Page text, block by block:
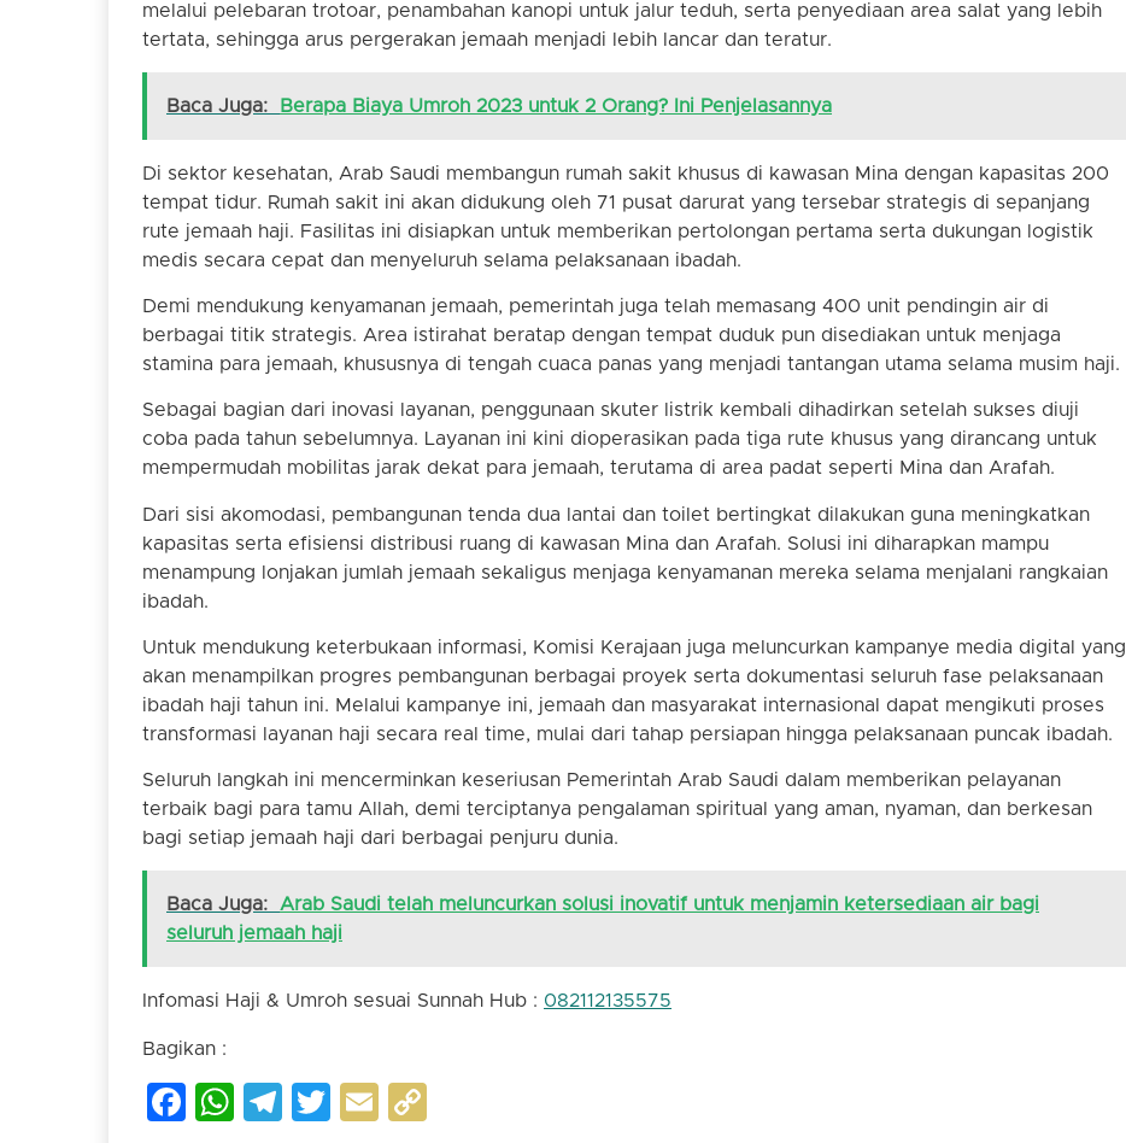
melalui pelebaran trotoar, penambahan kanopi untuk jalur teduh, serta penyediaan area salat yang lebih
tertata, sehingga arus pergerakan jemaah menjadi lebih lancar dan teratur.
Baca Juga: Berapa Biaya Umroh 2023 untuk 2 Orang? Ini Penjelasannya
Di sektor kesehatan, Arab Saudi membangun rumah sakit khusus di kawasan Mina dengan kapasitas 200
tempat tidur. Rumah sakit ini akan didukung oleh 71 pusat darurat yang tersebar strategis di sepanjang
rute jemaah haji. Fasilitas ini disiapkan untuk memberikan pertolongan pertama serta dukungan logistik
medis secara cepat dan menyeluruh selama pelaksanaan ibadah.
Demi mendukung kenyamanan jemaah, pemerintah juga telah memasang 400 unit pendingin air di
berbagai titik strategis. Area istirahat beratap dengan tempat duduk pun disediakan untuk menjaga
stamina para jemaah, khususnya di tengah cuaca panas yang menjadi tantangan utama selama musim haji.
Sebagai bagian dari inovasi layanan, penggunaan skuter listrik kembali dihadirkan setelah sukses diuji
coba pada tahun sebelumnya. Layanan ini kini dioperasikan pada tiga rute khusus yang dirancang untuk
mempermudah mobilitas jarak dekat para jemaah, terutama di area padat seperti Mina dan Arafah.
Dari sisi akomodasi, pembangunan tenda dua lantai dan toilet bertingkat dilakukan guna meningkatkan
kapasitas serta efisiensi distribusi ruang di kawasan Mina dan Arafah. Solusi ini diharapkan mampu
menampung lonjakan jumlah jemaah sekaligus menjaga kenyamanan mereka selama menjalani rangkaian
ibadah.
Untuk mendukung keterbukaan informasi, Komisi Kerajaan juga meluncurkan kampanye media digital yang
akan menampilkan progres pembangunan berbagai proyek serta dokumentasi seluruh fase pelaksanaan
ibadah haji tahun ini. Melalui kampanye ini, jemaah dan masyarakat internasional dapat mengikuti proses
transformasi layanan haji secara real time, mulai dari tahap persiapan hingga pelaksanaan puncak ibadah.
Seluruh langkah ini mencerminkan keseriusan Pemerintah Arab Saudi dalam memberikan pelayanan
terbaik bagi para tamu Allah, demi terciptanya pengalaman spiritual yang aman, nyaman, dan berkesan
bagi setiap jemaah haji dari berbagai penjuru dunia.
Baca Juga:
Arab Saudi telah meluncurkan solusi inovatif untuk menjamin ketersediaan air bagi
seluruh jemaah haji
Infomasi Haji & Umroh sesuai Sunnah Hub : 082112135575
Bagikan :
Facebook
WhatsApp
Telegram
Twitter
Email